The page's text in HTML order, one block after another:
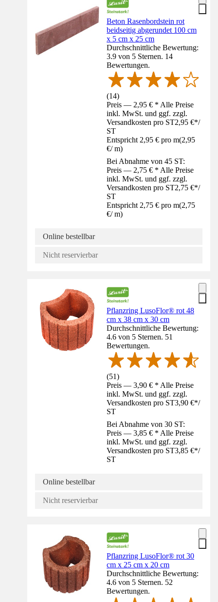
Beton Rasenbordstein rot
beidseitig abgerundet 100 cm
x 5 cm x 25 cm
Durchschnittliche Bewertung:
3.9 von 5 Sternen. 14
Bewertungen.
(14)
Preis — 2,95 € * Alle Preise
inkl. MwSt. und ggf. zzgl.
Versandkosten pro ST2,95 €*/
ST
Entspricht 2,95 € pro m(2,95
€/ m)
Bei Abnahme von 45 ST:
Preis — 2,75 € * Alle Preise
inkl. MwSt. und ggf. zzgl.
Versandkosten pro ST2,75 €*/
ST
Entspricht 2,75 € pro m(2,75
€/ m)
Online bestellbar
Nicht reservierbar
Pflanzring LusoFlor® rot 48
cm x 38 cm x 30 cm
Durchschnittliche Bewertung:
4.6 von 5 Sternen. 51
Bewertungen.
(51)
Preis — 3,90 € * Alle Preise
inkl. MwSt. und ggf. zzgl.
Versandkosten pro ST3,90 €*/
ST
Bei Abnahme von 30 ST:
Preis — 3,85 € * Alle Preise
inkl. MwSt. und ggf. zzgl.
Versandkosten pro ST3,85 €*/
ST
Online bestellbar
Nicht reservierbar
Pflanzring LusoFlor® rot 30
cm x 25 cm x 20 cm
Durchschnittliche Bewertung:
4.6 von 5 Sternen. 52
Bewertungen.